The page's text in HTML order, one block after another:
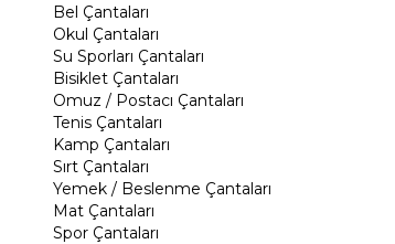
Bel Çantaları
Okul Çantaları
Su Sporları Çantaları
Bisiklet Çantaları
Omuz / Postacı Çantaları
Tenis Çantaları
Kamp Çantaları
Sırt Çantaları
Yemek / Beslenme Çantaları
Mat Çantaları
Spor Çantaları